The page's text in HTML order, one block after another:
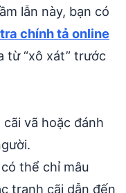
lẫn này, bạn có
chính tả online
từ “xô xát” trước
cãi vã hoặc đánh
thể chỉ mâu
tranh cãi dẫn đến